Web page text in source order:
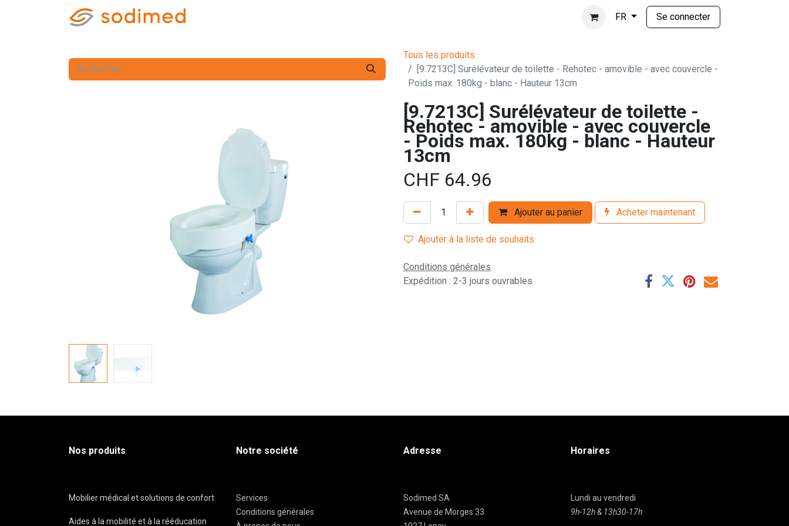
FR Se connecter
Tous les produits
[9.7213C] Surélévateur de toilette - Rehotec - amovible - avec couvercle -
Poids max. 180kg - blanc - Hauteur 13cm
[9.7213C] Surélévateur de toilette -
Rehotec - amovible - avec couvercle
- Poids max. 180kg - blanc - Hauteur
13cm
CHF 64.96
Ajouter au panier Acheter maintenant
Ajouter à la liste de souhaits
Conditions générales
Expédition : 2-3 jours ouvrables
Nos produits
Mobilier médical et solutions de confort
Aides à la mobilité et à la rééducation
Notre société
Services
Conditions générales
Adresse
Sodimed SA
Avenue de Morges 33
Horaires
Lundi au vendredi
9h-12h & 13h30-17h